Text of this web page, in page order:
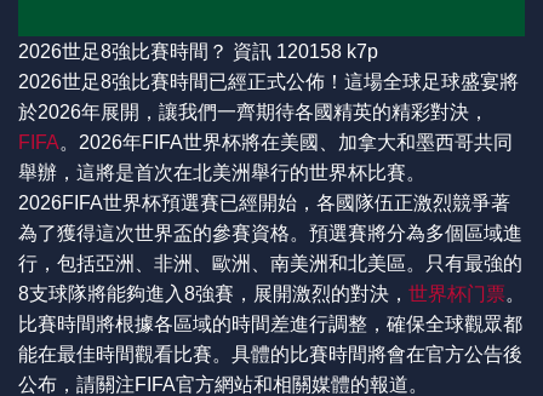
2026世足8強比賽時間？ 資訊 120158 k7p
2026世足8強比賽時間已經正式公佈！這場全球足球盛宴將
於2026年展開，讓我們一齊期待各國精英的精彩對決，
FIFA。2026年FIFA世界杯將在美國、加拿大和墨西哥共同
舉辦，這將是首次在北美洲舉行的世界杯比賽。
2026FIFA世界杯預選賽已經開始，各國隊伍正激烈競爭著
為了獲得這次世界盃的參賽資格。預選賽將分為多個區域進
行，包括亞洲、非洲、歐洲、南美洲和北美區。只有最強的
8支球隊將能夠進入8強賽，展開激烈的對決， 世界杯门票。
比賽時間將根據各區域的時間差進行調整，確保全球觀眾都
能在最佳時間觀看比賽。具體的比賽時間將會在官方公告後
公布，請關注FIFA官方網站和相關媒體的報道。